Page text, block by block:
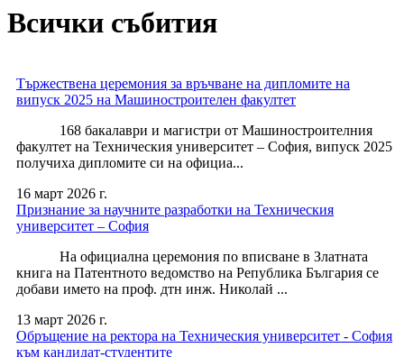
Всички събития
Тържествена церемония за връчване на дипломите на
випуск 2025 на Машиностроителен факултет
168 бакалаври и магистри от Машиностроителния
факултет на Техническия университет – София, випуск 2025
получиха дипломите си на официа...
16 март 2026 г.
Признание за научните разработки на Техническия
университет – София
На официална церемония по вписване в Златната
книга на Патентното ведомство на Република България се
добави името на проф. дтн инж. Николай ...
13 март 2026 г.
Обръщение на ректора на Техническия университет - София
към кандидат-студентите